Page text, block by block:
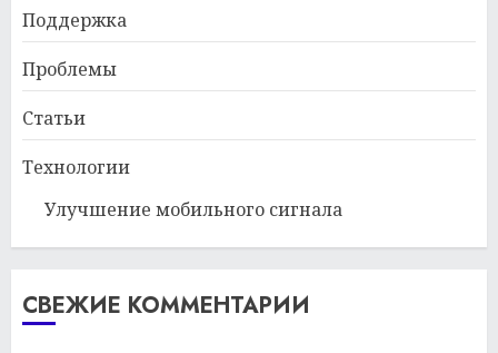
Поддержка
Проблемы
Статьи
Технологии
Улучшение мобильного сигнала
СВЕЖИЕ КОММЕНТАРИИ